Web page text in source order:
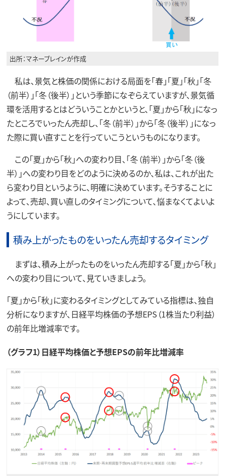
出所：マネーブレインが作成
私は、景気と株価の関係における局面を「春」「夏」「秋」「冬
（前半）」「冬（後半）」という季節になぞらえていますが、景気循
環を活用するとはどういうことかというと、「夏」から「秋」になっ
たところでいったん売却し、「冬（前半）」から「冬（後半）」になっ
た際に買い直すことを行っていこうというものになります。
この「夏」から「秋」への変わり目、「冬（前半）」から「冬（後
半）」への変わり目をどのように決めるのか、私は、これが出た
ら変わり目というように、明確に決めています。そうすることに
よって、売却、買い直しのタイミングについて、悩まなくてよいよ
うにしています。
積み上がったものをいったん売却するタイミング
まずは、積み上がったものをいったん売却する「夏」から「秋」
への変わり目について、見ていきましょう。
「夏」から「秋」に変わるタイミングとしてみている指標は、独自
分析になりますが、日経平均株価の予想EPS（1株当たり利益）
の前年比増減率です。
（グラフ1）日経平均株価と予想EPSの前年比増減率